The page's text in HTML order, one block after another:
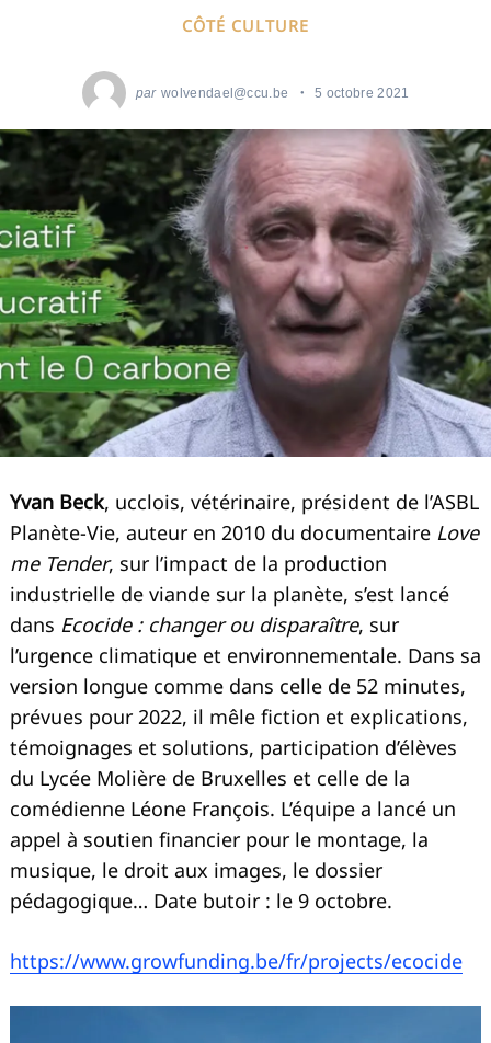
CÔTÉ CULTURE
par wolvendael@ccu.be 5 octobre 2021
Yvan Beck, ucclois, vétérinaire, président de l’ASBL
Planète-Vie, auteur en 2010 du documentaire Love
me Tender, sur l’impact de la production
industrielle de viande sur la planète, s’est lancé
dans Ecocide : changer ou disparaître, sur
l’urgence climatique et environnementale. Dans sa
version longue comme dans celle de 52 minutes,
prévues pour 2022, il mêle fiction et explications,
témoignages et solutions, participation d’élèves
du Lycée Molière de Bruxelles et celle de la
comédienne Léone François. L’équipe a lancé un
appel à soutien financier pour le montage, la
musique, le droit aux images, le dossier
pédagogique… Date butoir : le 9 octobre.
https://www.growfunding.be/fr/projects/ecocide